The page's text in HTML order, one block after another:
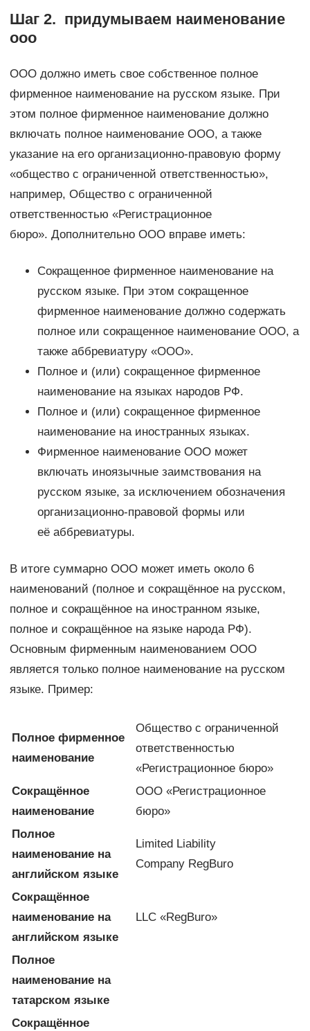
Шаг 2. придумываем наименование
ооо
ООО должно иметь свое собственное полное
фирменное наименование на русском языке. При
этом полное фирменное наименование должно
включать полное наименование ООО, а также
указание на его организационно-правовую форму
«общество с ограниченной ответственностью»,
например, Общество с ограниченной
ответственностью «Регистрационное
бюро». Дополнительно ООО вправе иметь:
Сокращенное фирменное наименование на
русском языке. При этом сокращенное
фирменное наименование должно содержать
полное или сокращенное наименование ООО, а
также аббревиатуру «ООО».
Полное и (или) сокращенное фирменное
наименование на языках народов РФ.
Полное и (или) сокращенное фирменное
наименование на иностранных языках.
Фирменное наименование ООО может
включать иноязычные заимствования на
русском языке, за исключением обозначения
организационно-правовой формы или
её аббревиатуры.
В итоге суммарно ООО может иметь около 6
наименований (полное и сокращённое на русском,
полное и сокращённое на иностранном языке,
полное и сокращённое на языке народа РФ).
Основным фирменным наименованием ООО
является только полное наименование на русском
языке. Пример:
Полное фирменное
наименование
Общество с ограниченной
ответственностью
«Регистрационное бюро»
Сокращённое
наименование
ООО «Регистрационное
бюро»
Полное
наименование на
английском языке
Limited Liability
Company RegBuro
Сокращённое
наименование на
английском языке
LLC «RegBuro»
Полное
наименование на
татарском языке
Сокращённое